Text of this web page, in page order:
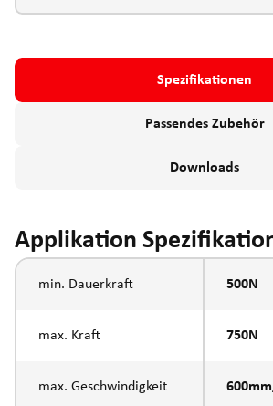
Spezifikationen
Passendes Zubehör
Downloads
Applikation
min. Dauerkraft 500N
max. Kraft 750N
max. Geschwindigkeit